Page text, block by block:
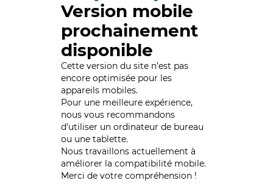
Version mobile
prochainement
disponible
Cette version du site n’est pas
encore optimisée pour les
appareils mobiles.
Pour une meilleure expérience,
nous vous recommandons
d'utiliser un ordinateur de bureau
ou une tablette.
Nous travaillons actuellement à
améliorer la compatibilité mobile.
Merci de votre compréhension !